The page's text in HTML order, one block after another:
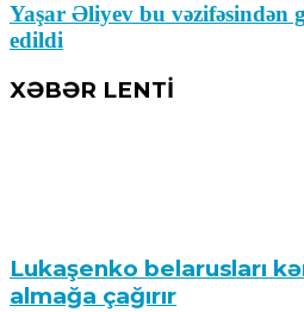
Yaşar Əliyev bu vəzifəsindən
edildi
XƏBƏR LENTİ
Lukaşenko belarusları
almağa çağırır